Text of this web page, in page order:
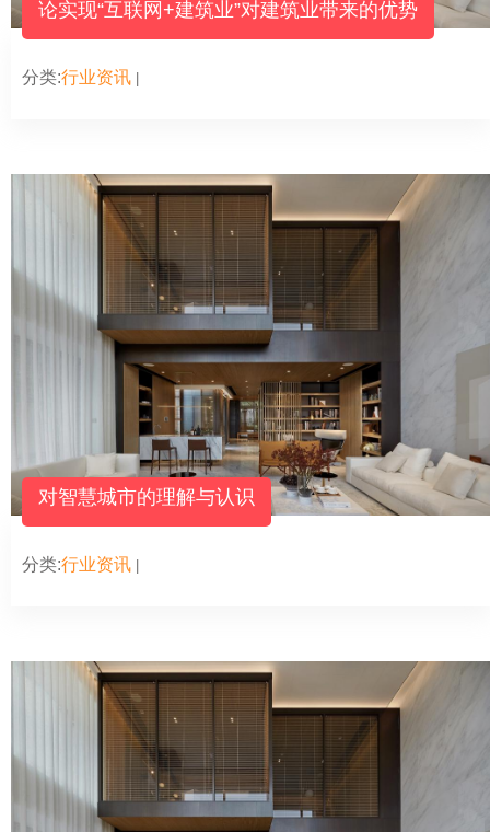
论实现“互联网+建筑业”对建筑业带来的优势
分类:行业资讯
对智慧城市的理解与认识
分类:行业资讯